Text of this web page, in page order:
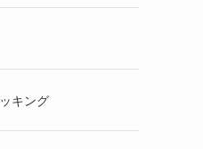
キング